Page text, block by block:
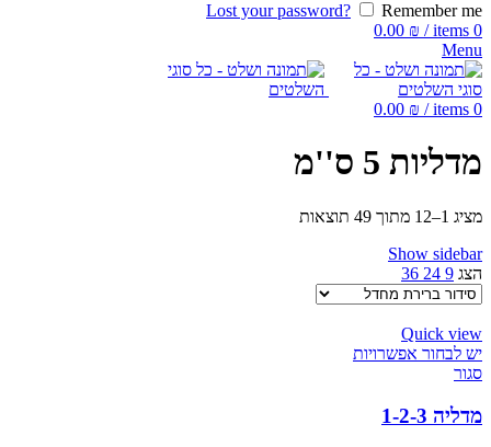
Lost your password?
Remember me
0
items
/
0.00 ₪
Menu
0
items
/
0.00 ₪
מדליות 5 ס''מ
מציג 1–12 מתוך 49 תוצאות
Show sidebar
הצג 9
24
36
Quick view
יש לבחור אפשרויות
סגור
מדליה 1-2-3